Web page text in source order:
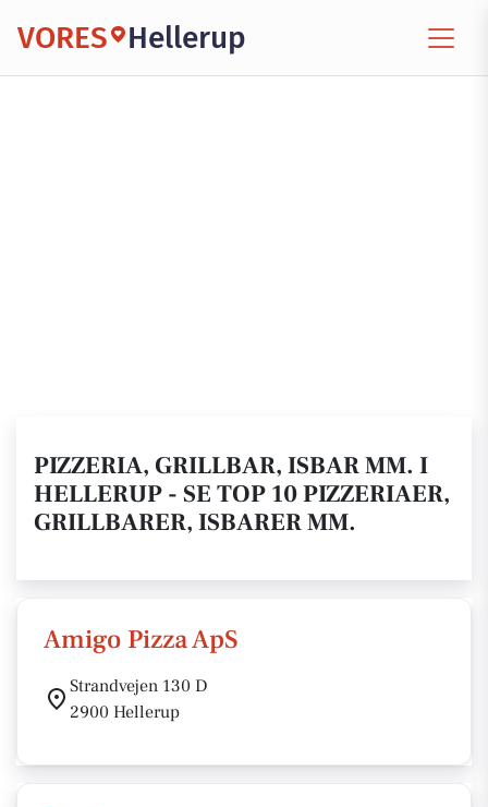
VORES Hellerup
PIZZERIA, GRILLBAR, ISBAR MM. I
HELLERUP - SE TOP 10 PIZZERIAER,
GRILLBARER, ISBARER MM.
Amigo Pizza ApS
Strandvejen 130 D
2900 Hellerup